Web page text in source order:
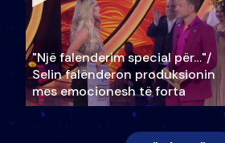
"Një falenderim special për…"/
Selin falënderon produksionin
mes emocionesh të forta